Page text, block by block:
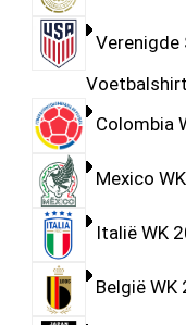
Verenigde
Colombia
Mexico
Italië WK
België